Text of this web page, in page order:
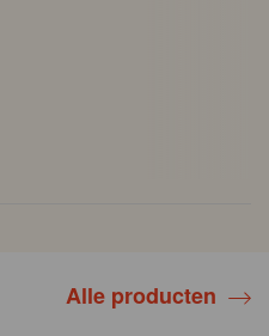
Alle producten